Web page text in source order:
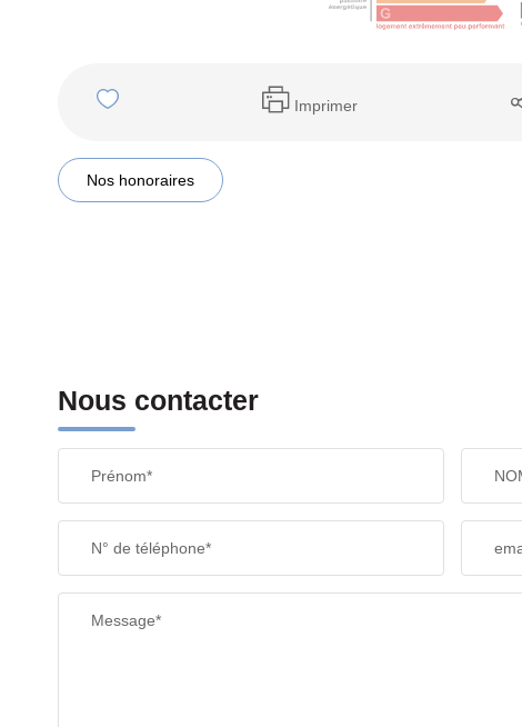
Imprimer
Nos honoraires
Nous contacter
Prénom*
N° de téléphone*
Message*